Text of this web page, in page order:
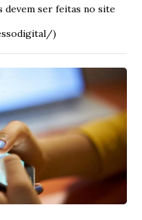
devem ser feitas no site
)